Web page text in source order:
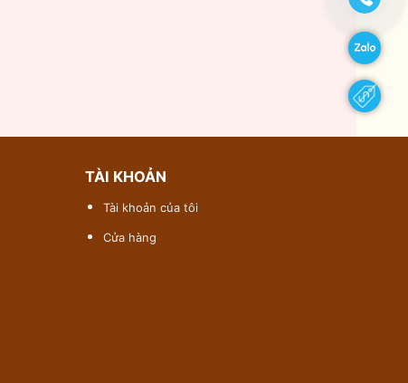
TÀI KHOẢN
Tài khoản của tôi
Cửa hàng